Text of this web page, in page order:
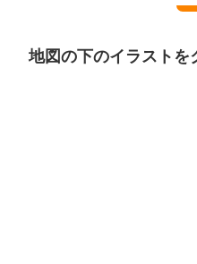
地図の下のイラストを